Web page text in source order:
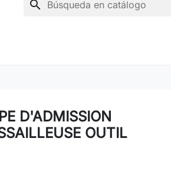
search
D'ADMISSION
OUTIL